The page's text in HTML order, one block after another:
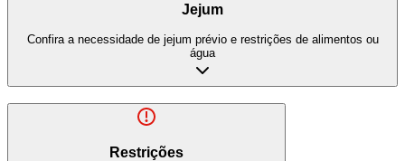
Jejum
Confira a necessidade de jejum prévio e restrições de alimentos ou
água
Restrições